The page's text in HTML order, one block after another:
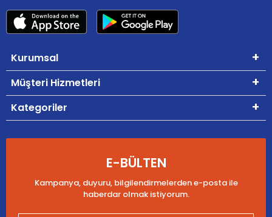
Kurumsal
Müşteri Hizmetleri
Kategoriler
E-BÜLTEN
Kampanya, duyuru, bilgilendirmelerden e-posta ile
haberdar olmak istiyorum.